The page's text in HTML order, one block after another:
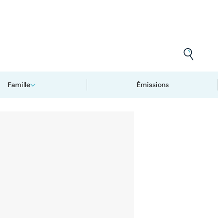
Famille Émissions